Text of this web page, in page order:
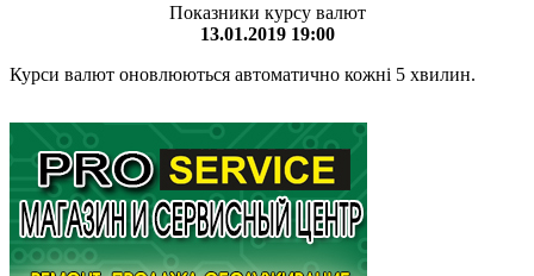
Показники курсу валют
13.01.2019 19:00
Курси валют оновлюються автоматично кожні 5 хвилин.